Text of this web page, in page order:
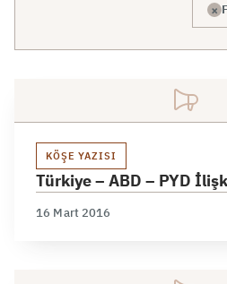
×
KÖŞE YAZISI
Türkiye – ABD – PYD
16 Mart 2016